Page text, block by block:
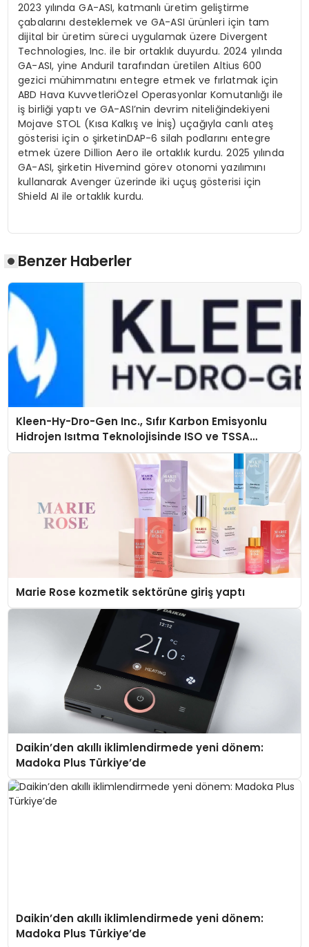
2023 yılında GA-ASI,katmanlı üretim geliştirme
çabalarını desteklemek ve GA-ASI ürünleri için tam
dijital bir üretim süreci uygulamak üzere Divergent
Technologies, Inc.ile bir ortaklık duyurdu. 2024yılında
GA-ASI,yine Anduril tarafından üretilen Altius 600
gezici mühimmatını entegre etmek ve fırlatmak için
ABDHava KuvvetleriÖzel Operasyonlar Komutanlığı ile
iş birliği yaptı ve GA-ASI’nin devrim niteliğindekiyeni
Mojave STOL (Kısa Kalkış ve İniş)uçağıyla canlı ateş
gösterisi için o şirketinDAP-6silah podlarını entegre
etmek üzere Dillion Aero ile ortaklık kurdu. 2025 yılında
GA-ASI,şirketin Hivemind görev otonomi yazılımını
kullanarak Avengerüzerinde iki uçuş gösterisi için
Shield AIile ortaklık kurdu.
Benzer Haberler
Kleen-Hy-Dro-Gen Inc., Sıfır Karbon Emisyonlu
Hidrojen Isıtma Teknolojisinde ISO ve TSSA
Düzenleyici Onaylarını Aldı
Marie Rose kozmetik sektörüne giriş yaptı
Daikin’den akıllı iklimlendirmede yeni dönem:
Madoka Plus Türkiye’de
Daikin’den akıllı iklimlendirmede yeni dönem:
Madoka Plus Türkiye’de